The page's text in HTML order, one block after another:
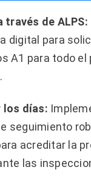
través de ALPS:
digital para
A1 para todo el
los días:
seguimiento
acreditar la
las